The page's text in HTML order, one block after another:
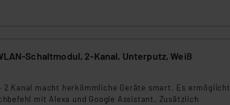
Schaltmodul, 2-Kanal, Unterputz, Weiß
2 Kanal macht herkömmliche Geräte smart. Es ermöglicht
mit Alexa und Google Assistant. Zusätzlich